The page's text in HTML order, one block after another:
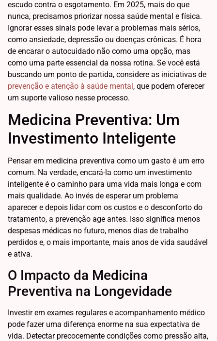
escudo contra o esgotamento. Em 2025, mais do que
nunca, precisamos priorizar nossa saúde mental e física.
Ignorar esses sinais pode levar a problemas mais sérios,
como ansiedade, depressão ou doenças crônicas. É hora
de encarar o autocuidado não como uma opção, mas
como uma parte essencial da nossa rotina. Se você está
buscando um ponto de partida, considere as iniciativas de
prevenção e atenção à saúde mental, que podem oferecer
um suporte valioso nesse processo.
Medicina Preventiva: Um
Investimento Inteligente
Pensar em medicina preventiva como um gasto é um erro
comum. Na verdade, encará-la como um investimento
inteligente é o caminho para uma vida mais longa e com
mais qualidade. Ao invés de esperar um problema
aparecer e depois lidar com os custos e o desconforto do
tratamento, a prevenção age antes. Isso significa menos
despesas médicas no futuro, menos dias de trabalho
perdidos e, o mais importante, mais anos de vida saudável
e ativa.
O Impacto da Medicina
Preventiva na Longevidade
Investir em exames regulares e acompanhamento médico
pode fazer uma diferença enorme na sua expectativa de
vida. Detectar precocemente condições como pressão alta,